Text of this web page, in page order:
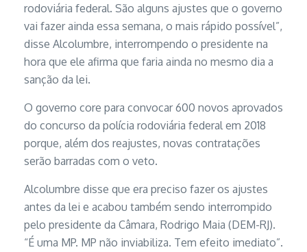
rodoviária federal. São alguns ajustes que o governo
vai fazer ainda essa semana, o mais rápido possível”,
disse Alcolumbre, interrompendo o presidente na
hora que ele afirma que faria ainda no mesmo dia a
sanção da lei.
O governo core para convocar 600 novos aprovados
do concurso da polícia rodoviária federal em 2018
porque, além dos reajustes, novas contratações
serão barradas com o veto.
Alcolumbre disse que era preciso fazer os ajustes
antes da lei e acabou também sendo interrompido
pelo presidente da Câmara, Rodrigo Maia (DEM-RJ).
“É uma MP. MP não inviabiliza. Tem efeito imediato”.